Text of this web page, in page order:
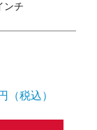
ンチ
（税込）